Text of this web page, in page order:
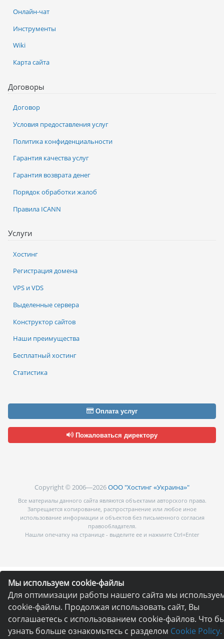
Мы используем cookie-файлы
Для оптимизации работы нашего сайта мы
cookie-файлы. Продолжая использовать сайт, Вы
соглашаетесь с использованием cookie-файлов. Что
узнать больше ознакомьтесь с разделом Cookie Policy.
Услуги
Хостинг
Регистрация домена
VPS и VDS
Выделенные сервера
Конструктор сайтов
Наши преимущества
Бесплатный хостинг
Статистика
Онлайн-чат
Инструменты
Wiki
Карта сайта
Договоры
Договор
Условия предоставления услуг
Политика конфиденциальности
Гарантия качества услуг
Гарантия возврата денег
Порядок обработки жалоб
Правила ICANN
Оплата услуг
Пожаловаться директору
Copyright © 2006—2026ООО "Хостинг «Украина»"
Все материалы данного сайта являются объектами авторского права.
Запрещается копирование, распространение или любое иное
использование информации и объектов без письменного согласия
правообладателя.
Нашли опечатку на странице - выделите ее и нажмите Ctrl+Enter